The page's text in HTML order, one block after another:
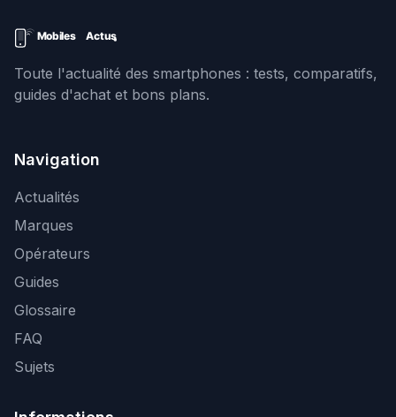
Toute l'actualité des smartphones : tests, comparatifs,
guides d'achat et bons plans.
Navigation
Actualités
Marques
Opérateurs
Guides
Glossaire
FAQ
Sujets